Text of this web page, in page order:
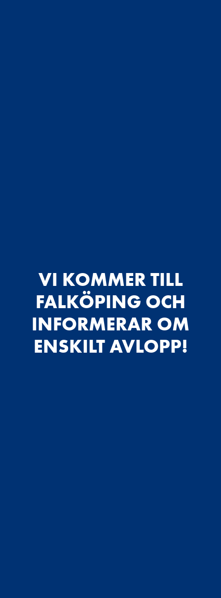
VI KOMMER TILL
FALKÖPING OCH
INFORMERAR OM
ENSKILT AVLOPP!